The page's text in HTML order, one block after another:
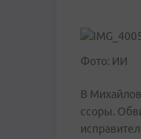
Фото: ИИ
В
ссоры.